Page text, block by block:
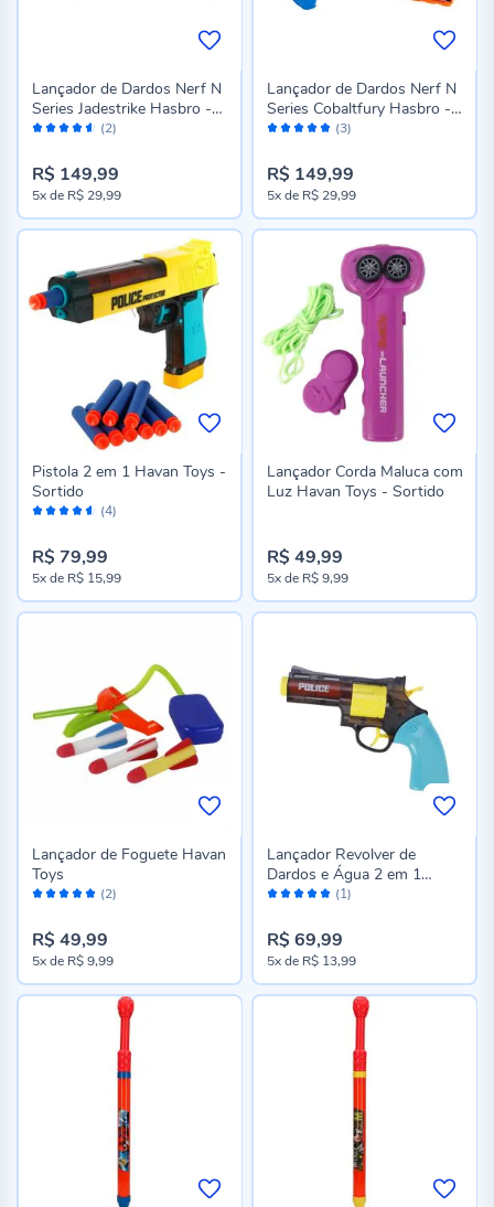
Avaliação: (2)
Lançador de Dardos Nerf N
Series Jadestrike Hasbro -
G3247
R$ 149,99
5xde R$ 29,99
Avaliação: (3)
Lançador de Dardos Nerf N
Series Cobaltfury Hasbro -
G3245
R$ 149,99
5xde R$ 29,99
Avaliação: (4)
Pistola 2 em 1 Havan Toys -
Sortido
R$ 79,99
5xde R$ 15,99
Lançador Corda Maluca com
Luz Havan Toys - Sortido
R$ 49,99
5xde R$ 9,99
Avaliação: (2)
Lançador de Foguete Havan
Toys
R$ 49,99
5xde R$ 9,99
Avaliação: (1)
Lançador Revolver de
Dardos e Água 2 em 1
Havan Toys - Sortido
R$ 69,99
5xde R$ 13,99